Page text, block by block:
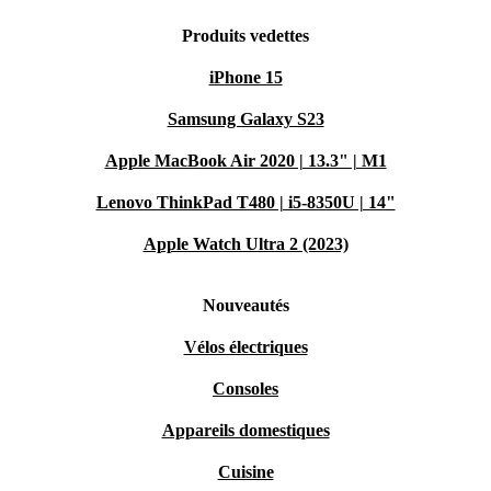
Produits vedettes
iPhone 15
Samsung Galaxy S23
Apple MacBook Air 2020 | 13.3" | M1
Lenovo ThinkPad T480 | i5-8350U | 14"
Apple Watch Ultra 2 (2023)
Nouveautés
Vélos électriques
Consoles
Appareils domestiques
Cuisine